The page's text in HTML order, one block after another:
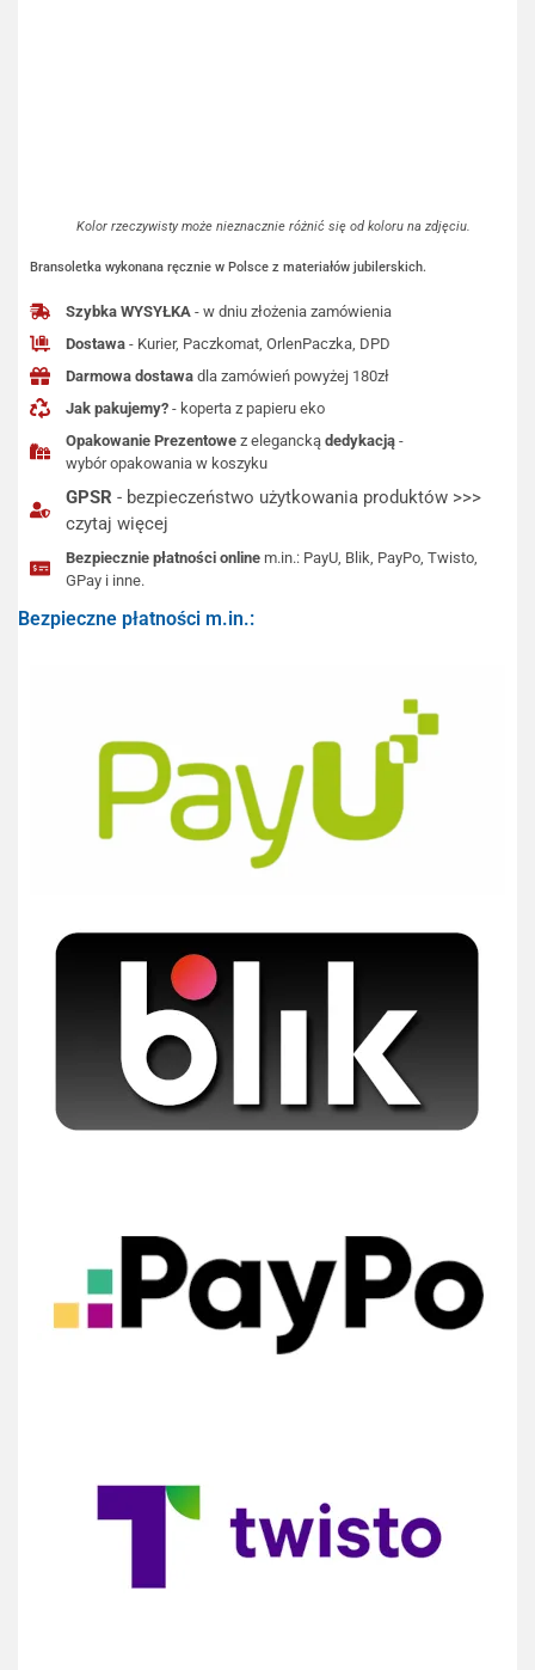
Kolor rzeczywisty może nieznacznie różnić się od koloru na zdjęciu.
Bransoletka wykonana ręcznie w Polsce z materiałów jubilerskich.
Szybka WYSYŁKA - w dniu złożenia zamówienia
Dostawa - Kurier, Paczkomat, OrlenPaczka, DPD
Darmowa dostawa dla zamówień powyżej 180zł
Jak pakujemy? - koperta z papieru eko
Opakowanie Prezentowe z eleganckądedykacją -
wybór opakowania w koszyku
GPSR - bezpieczeństwo użytkowania produktów >>>
czytaj więcej
Bezpiecznie płatności online m.in.: PayU, Blik, PayPo, Twisto,
GPay i inne.
Bezpieczne płatności m.in.: